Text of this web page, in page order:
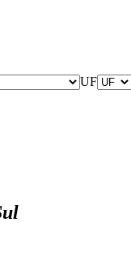
UF